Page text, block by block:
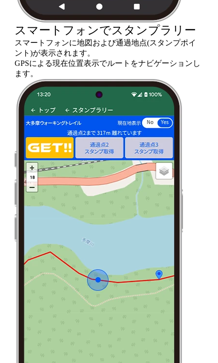
スマートフォンでスタンプラリー
スマートフォンに地図および通過地点(スタンプポイ
ント)が表示されます。
GPSによる現在位置表示でルートをナビゲーションし
ます。